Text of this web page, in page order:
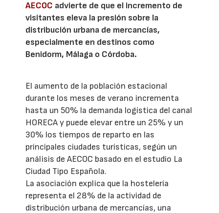
AECOC advierte de que el incremento de
visitantes eleva la presión sobre la
distribución urbana de mercancías,
especialmente en destinos como
Benidorm, Málaga o Córdoba.
El aumento de la población estacional
durante los meses de verano incrementa
hasta un 50% la demanda logística del canal
HORECA y puede elevar entre un 25% y un
30% los tiempos de reparto en las
principales ciudades turísticas, según un
análisis de AECOC basado en el estudio La
Ciudad Tipo Española.
La asociación explica que la hostelería
representa el 28% de la actividad de
distribución urbana de mercancías, una